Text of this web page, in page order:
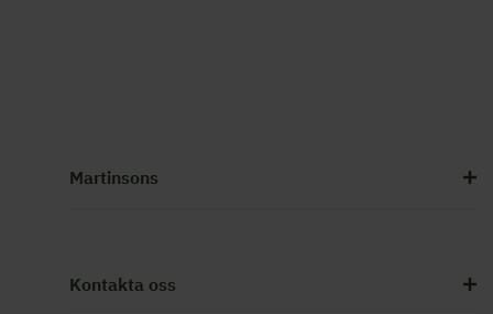
Martinsons
Kontakta oss